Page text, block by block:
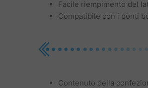
Facile riempimento del
Compatibile con i ponti
Contenuto della